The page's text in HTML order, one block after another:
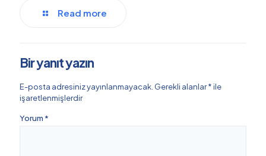
Read more
Bir yanıt yazın
E-posta adresiniz yayınlanmayacak. Gerekli alanlar*ile
işaretlenmişlerdir
Yorum *